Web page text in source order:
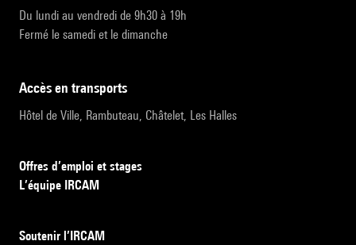
Du lundi au vendredi de 9h30 à 19h
Fermé le samedi et le dimanche
accès en transports
Hôtel de Ville, Rambuteau, Châtelet, Les Halles
Offres d’emploi et stages
L’équipe IRCAM
Soutenir l’IRCAM